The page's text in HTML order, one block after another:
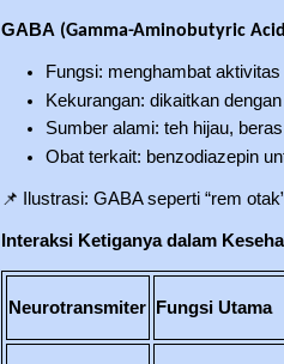
GABA (Gamma-Aminobutyric
Fungsi: menghambat
Kekurangan: dikaitkan
Sumber alami: teh hijau,
Obat terkait: benzodiazepin
📌 Ilustrasi: GABA seperti “rem
Interaksi Ketiganya dalam
Neurotransmiter Fungsi Utama